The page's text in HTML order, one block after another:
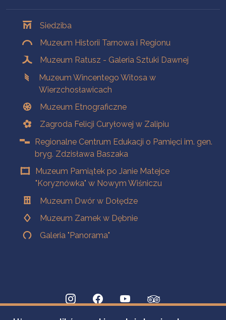
Siedziba
Muzeum Historii Tarnowa i Regionu
Muzeum Ratusz - Galeria Sztuki Dawnej
Muzeum Wincentego Witosa w
Wierzchosławicach
Muzeum Etnograficzne
Zagroda Felicji Curyłowej w Zalipiu
Regionalne Centrum Edukacji o Pamięci im. gen.
bryg. Zdzisława Baszaka
Muzeum Pamiątek po Janie Matejce
"Koryznówka" w Nowym Wiśniczu
Muzeum Dwór w Dołędze
Muzeum Zamek w Dębnie
Galeria "Panorama"